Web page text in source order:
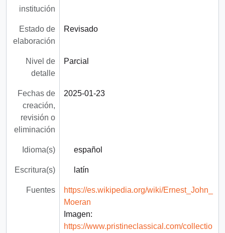
institución
Estado de
elaboración
Revisado
Nivel de
detalle
Parcial
Fechas de
creación,
revisión o
eliminación
2025-01-23
Idioma(s) español
Escritura(s) latín
Fuentes
https://es.wikipedia.org/wiki/Ernest_John_
Moeran
Imagen:
https://www.pristineclassical.com/collectio